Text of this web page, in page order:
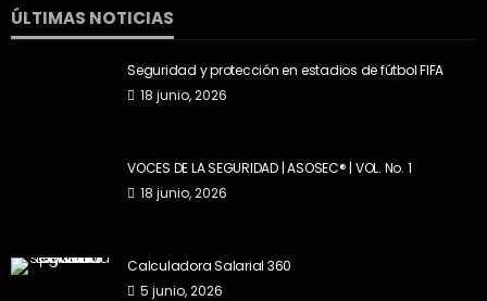
ÚLTIMAS NOTICIAS
Seguridad y protección en estadios de fútbol FIFA
18 junio, 2026
VOCES DE LA SEGURIDAD | ASOSEC® | VOL. No. 1
18 junio, 2026
Calculadora Salarial 360
5 junio, 2026